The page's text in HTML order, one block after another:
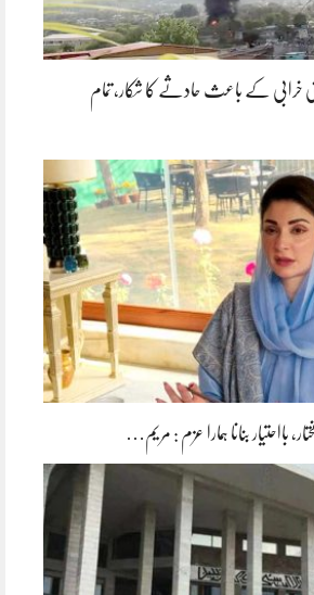
فنی خرابی کے باعث حادثے کا شکار، تمام
بااحتیار بنانا ہمارا عزم : مریم…